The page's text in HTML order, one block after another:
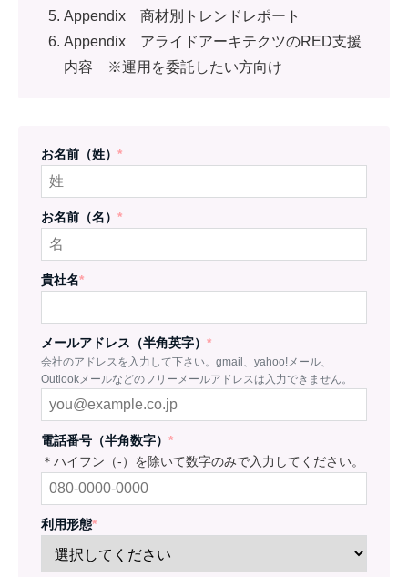
Appendix 商材別トレンドレポート
Appendix アライドアーキテクツのRED支援
内容 ※運用を委託したい方向け
お名前（姓） *
お名前（名） *
貴社名*
メールアドレス（半角英字） *
会社のアドレスを入力して下さい。gmail、yahoo!メール、
Outlookメールなどのフリーメールアドレスは入力できません。
電話番号（半角数字） *
＊ハイフン（-）を除いて数字のみで入力してください。
利用形態*